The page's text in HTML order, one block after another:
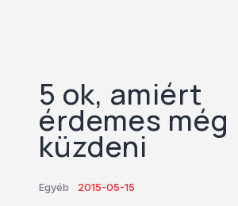
5 ok, amiért
érdemes még
küzdeni
Egyéb 2015-05-15